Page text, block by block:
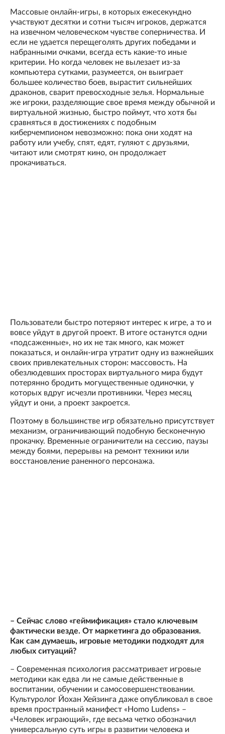
Массовые онлайн-игры, в которых ежесекундно
участвуют десятки и сотни тысяч игроков, держатся
на извечном человеческом чувстве соперничества. И
если не удается перещеголять других победами и
набранными очками, всегда есть какие-то иные
критерии. Но когда человек не вылезает из-за
компьютера сутками, разумеется, он выиграет
большее количество боев, вырастит сильнейших
драконов, сварит превосходные зелья. Нормальные
же игроки, разделяющие свое время между обычной и
виртуальной жизнью, быстро поймут, что хотя бы
сравняться в достижениях с подобным
киберчемпионом невозможно: пока они ходят на
работу или учебу, спят, едят, гуляют с друзьями,
читают или смотрят кино, он продолжает
прокачиваться.
Пользователи быстро потеряют интерес к игре, а то и
вовсе уйдут в другой проект. В итоге останутся одни
«подсаженные», но их не так много, как может
показаться, и онлайн-игра утратит одну из важнейших
своих привлекательных сторон: массовость. На
обезлюдевших просторах виртуального мира будут
потерянно бродить могущественные одиночки, у
которых вдруг исчезли противники. Через месяц
уйдут и они, а проект закроется.
Поэтому в большинстве игр обязательно присутствует
механизм, ограничивающий подобную бесконечную
прокачку. Временные ограничители на сессию, паузы
между боями, перерывы на ремонт техники или
восстановление раненного персонажа.
– Сейчас слово «геймификация» стало ключевым
фактически везде. От маркетинга до образования.
Как сам думаешь, игровые методики подходят для
любых ситуаций?
– Современная психология рассматривает игровые
методики как едва ли не самые действенные в
воспитании, обучении и самосовершенствовании.
Культуролог Йохан Хейзинга даже опубликовал в свое
время пространный манифест «Homo Ludens» –
«Человек играющий», где весьма четко обозначил
универсальную суть игры в развитии человека и